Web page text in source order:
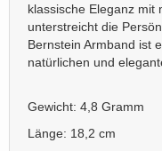
klassische Eleganz mit
unterstreicht die
Bernstein Armband ist
natürlichen und
Gewicht: 4,8 Gramm
Länge: 18,2 cm